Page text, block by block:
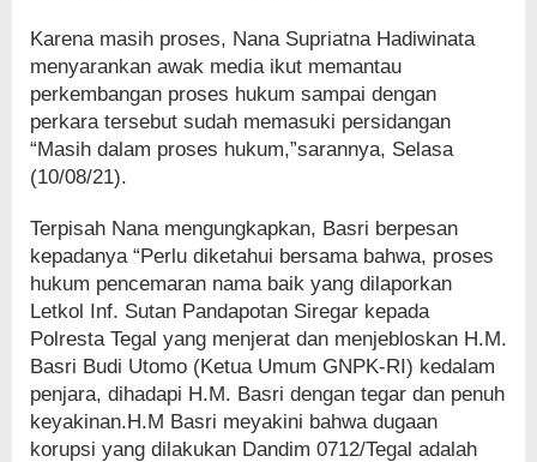
Karena masih proses, Nana Supriatna Hadiwinata
menyarankan awak media ikut memantau
perkembangan proses hukum sampai dengan
perkara tersebut sudah memasuki persidangan
“Masih dalam proses hukum,”sarannya, Selasa
(10/08/21).
Terpisah Nana mengungkapkan, Basri berpesan
kepadanya “Perlu diketahui bersama bahwa, proses
hukum pencemaran nama baik yang dilaporkan
Letkol Inf. Sutan Pandapotan Siregar kepada
Polresta Tegal yang menjerat dan menjebloskan H.M.
Basri Budi Utomo (Ketua Umum GNPK-RI) kedalam
penjara, dihadapi H.M. Basri dengan tegar dan penuh
keyakinan.H.M Basri meyakini bahwa dugaan
korupsi yang dilakukan Dandim 0712/Tegal adalah